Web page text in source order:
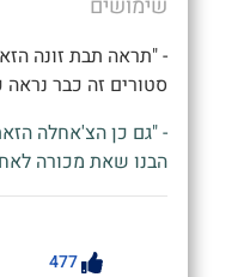
שימושים
- "תראה תבת זונה
סטורים זה כבר נראה
- "גם כן הצ'אחלה
הבנו שאת מכורה
477